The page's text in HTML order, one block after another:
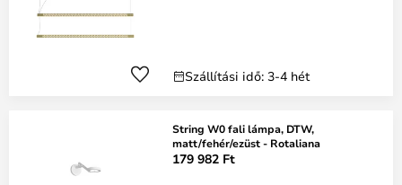
Szállítási idő: 3-4 hét
String W0 fali lámpa, DTW,
matt/fehér/ezüst - Rotaliana
179 982 Ft